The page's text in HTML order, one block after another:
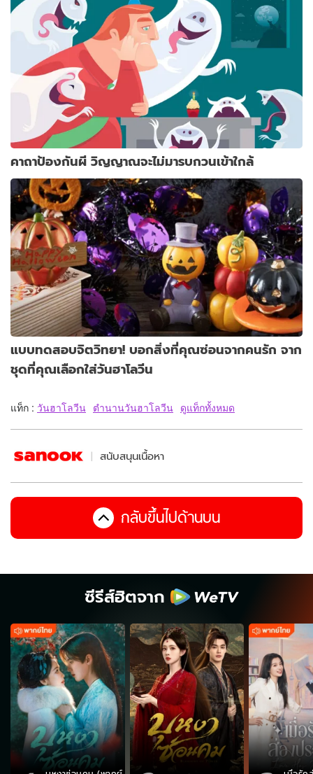
คาถาป้องกันผี วิญญาณจะไม่มารบกวนเข้าใกล้
แบบทดสอบจิตวิทยา! บอกสิ่งที่คุณซ่อนจากคนรัก จาก
ชุดที่คุณเลือกใส่วันฮาโลวีน
แท็ก : วันฮาโลวีน ตำนานวันฮาโลวีน ดูแท็กทั้งหมด
สนับสนุนเนื้อหา
กลับขึ้นไปด้านบน
ซีรีส์ฮิตจาก